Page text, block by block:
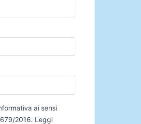
ai sensi
2016. Leggi